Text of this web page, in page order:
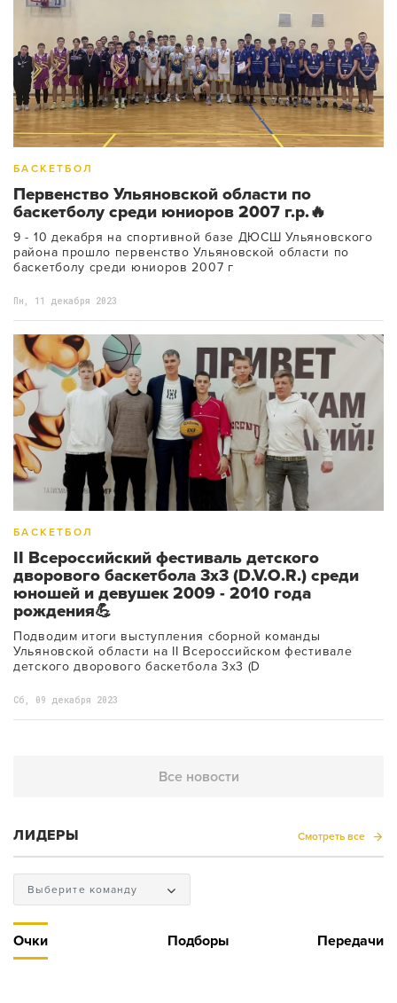
БАСКЕТБОЛ
Первенство Ульяновской области по
баскетболу среди юниоров 2007 г.р.🔥
9 - 10 декабря на спортивной базе ДЮСШ Ульяновского
района прошло первенство Ульяновской области по
баскетболу среди юниоров 2007 г
Пн, 11 декабря 2023
БАСКЕТБОЛ
II Всероссийский фестиваль детского
дворового баскетбола 3х3 (D.V.O.R.) среди
юношей и девушек 2009 - 2010 года
рождения💪
Подводим итоги выступления сборной команды
Ульяновской области на II Всероссийском фестивале
детского дворового баскетбола 3х3 (D
Сб, 09 декабря 2023
Все новости
ЛИДЕРЫ Смотреть все
Выберите команду
Очки Подборы Передачи